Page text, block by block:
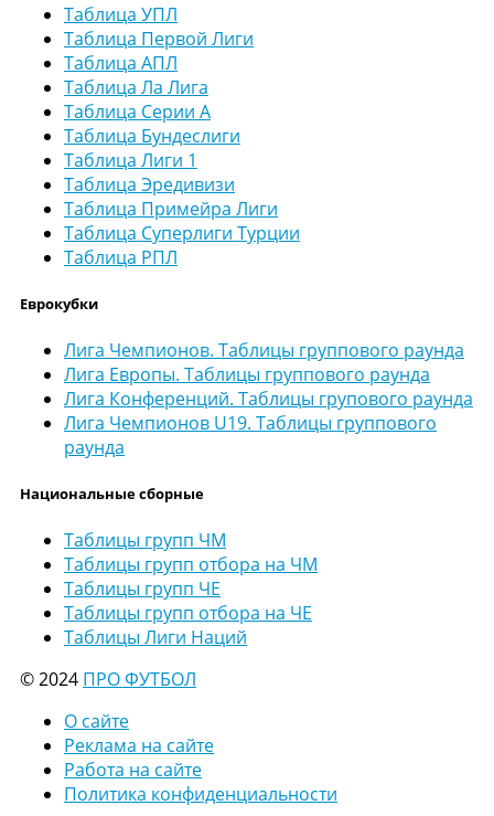
Таблица УПЛ
Таблица Первой Лиги
Таблица АПЛ
Таблица Ла Лига
Таблица Серии А
Таблица Бундеслиги
Таблица Лиги 1
Таблица Эредивизи
Таблица Примейра Лиги
Таблица Суперлиги Турции
Таблица РПЛ
Еврокубки
Лига Чемпионов. Таблицы группового раунда
Лига Европы. Таблицы группового раунда
Лига Конференций. Таблицы групового раунда
Лига Чемпионов U19. Таблицы группового
раунда
Национальные сборные
Таблицы групп ЧМ
Таблицы групп отбора на ЧМ
Таблицы групп ЧЕ
Таблицы групп отбора на ЧЕ
Таблицы Лиги Наций
© 2024 ПРО ФУТБОЛ
О сайте
Реклама на сайте
Работа на сайте
Политика конфиденциальности